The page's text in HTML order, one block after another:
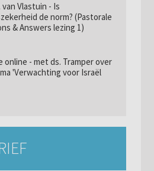
van Vlastuin - Is
de norm? (Pastorale
& Answers lezing 1)
online - met ds. Tramper over
'Verwachting voor Israël